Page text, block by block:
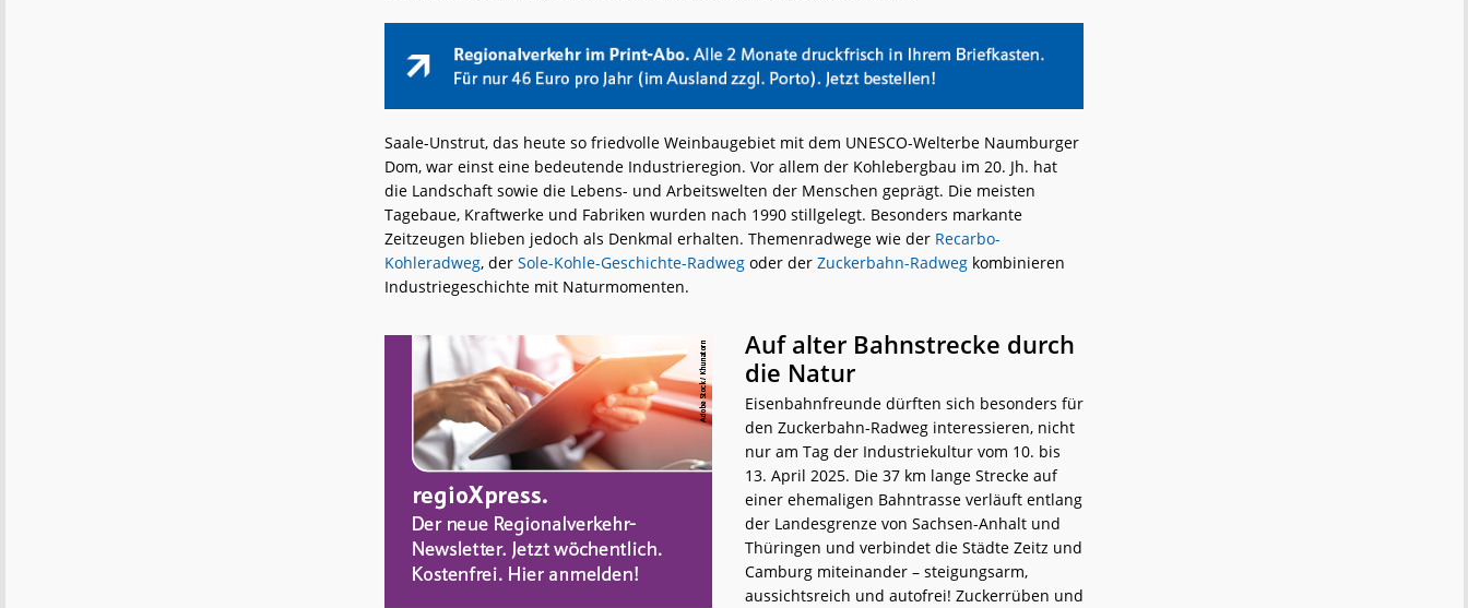
Saale-Unstrut, das heute so friedvolle Weinbaugebiet mit dem UNESCO-Welterbe Naumburger
Dom, war einst eine bedeutende Industrieregion. Vor allem der Kohlebergbau im 20. Jh. hat
die Landschaft sowie die Lebens- und Arbeitswelten der Menschen geprägt. Die meisten
Tagebaue, Kraftwerke und Fabriken wurden nach 1990 stillgelegt. Besonders markante
Zeitzeugen blieben jedoch als Denkmal erhalten. Themenradwege wie der Recarbo-
Kohleradweg, der Sole-Kohle-Geschichte-Radweg oder der Zuckerbahn-Radweg kombinieren
Industriegeschichte mit Naturmomenten.
Auf alter Bahnstrecke durch
die Natur
Eisenbahnfreunde dürften sich besonders für
den Zuckerbahn-Radweg interessieren, nicht
nur am Tag der Industriekultur vom 10. bis
13. April 2025. Die 37 km lange Strecke auf
einer ehemaligen Bahntrasse verläuft entlang
der Landesgrenze von Sachsen-Anhalt und
Thüringen und verbindet die Städte Zeitz und
Camburg miteinander – steigungsarm,
aussichtsreich und autofrei! Zuckerrüben und